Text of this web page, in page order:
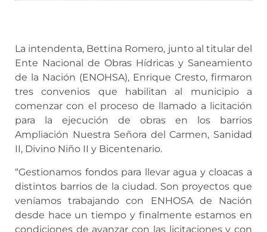
La intendenta, Bettina Romero, junto al titular del
Ente Nacional de Obras Hídricas y Saneamiento
de la Nación (ENOHSA), Enrique Cresto, firmaron
tres convenios que habilitan al municipio a
comenzar con el proceso de llamado a licitación
para la ejecución de obras en los barrios
Ampliación Nuestra Señora del Carmen, Sanidad
II, Divino Niño II y Bicentenario.
“Gestionamos fondos para llevar agua y cloacas a
distintos barrios de la ciudad. Son proyectos que
veníamos trabajando con ENHOSA de Nación
desde hace un tiempo y finalmente estamos en
condiciones de avanzar con las licitaciones y con